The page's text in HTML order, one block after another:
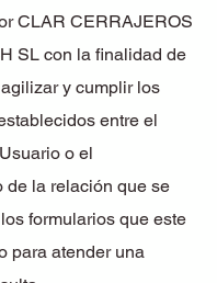
CLAR CERRAJEROS
SL con la finalidad de
y cumplir los
entre el
o el
de la relación que se
formularios que este
para atender una